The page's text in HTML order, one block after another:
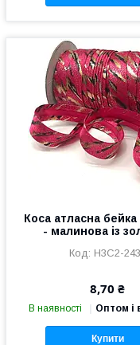
Коса атласна бейка
- малинова із
Н3С2-
8,70 ₴
В наявності Оптом і
Купити